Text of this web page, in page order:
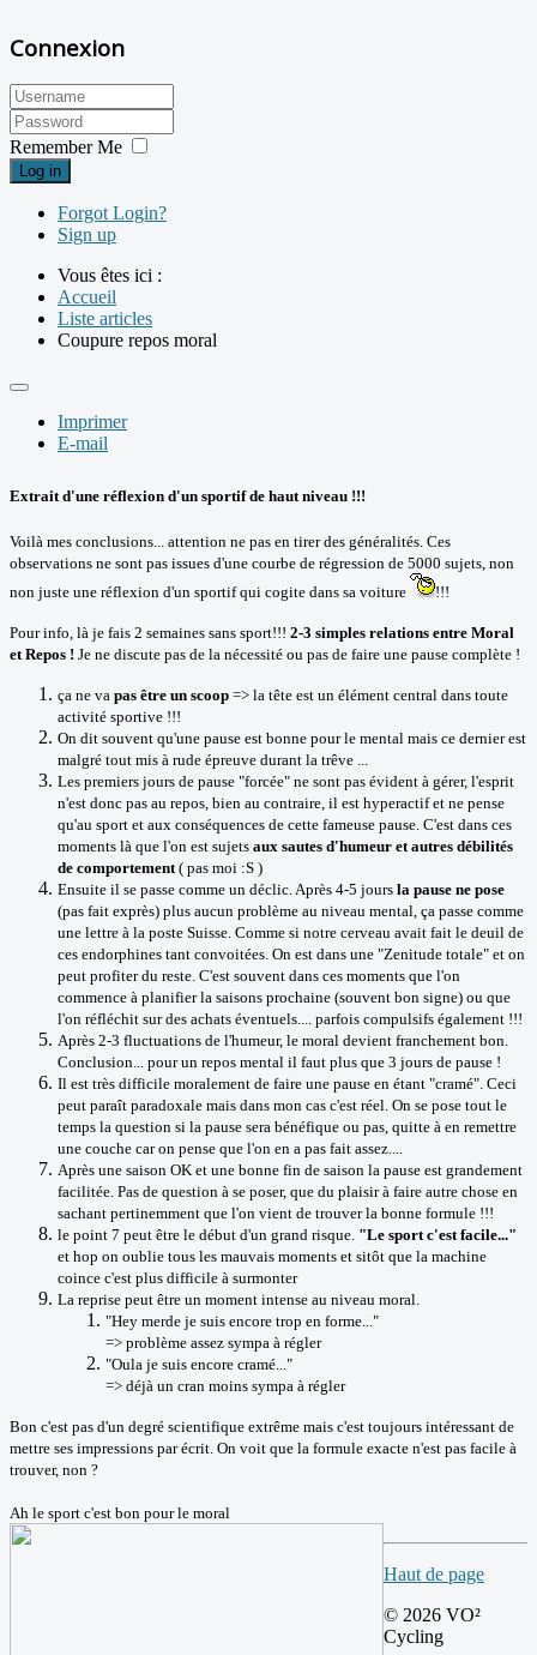
Connexion
Remember Me
Log in
Forgot Login?
Sign up
Vous êtes ici :
Accueil
Liste articles
Coupure repos moral
Imprimer
E-mail
Extrait d'une réflexion d'un sportif de haut niveau !!!
Voilà mes conclusions... attention ne pas en tirer des généralités. Ces
observations ne sont pas issues d'une courbe de régression de 5000 sujets, non
non juste une réflexion d'un sportif qui cogite dans sa voiture
!!!
Pour info, là je fais 2 semaines sans sport!!! 2-3 simples relations entre Moral
et Repos ! Je ne discute pas de la nécessité ou pas de faire une pause complète !
ça ne va pas être un scoop => la tête est un élément central dans toute
activité sportive !!!
On dit souvent qu'une pause est bonne pour le mental mais ce dernier est
malgré tout mis à rude épreuve durant la trêve ...
Les premiers jours de pause "forcée" ne sont pas évident à gérer, l'esprit
n'est donc pas au repos, bien au contraire, il est hyperactif et ne pense
qu'au sport et aux conséquences de cette fameuse pause. C'est dans ces
moments là que l'on est sujets aux sautes d'humeur et autres débilités
de comportement ( pas moi :S )
Ensuite il se passe comme un déclic. Après 4-5 jours la pause ne pose
(pas fait exprès) plus aucun problème au niveau mental, ça passe comme
une lettre à la poste Suisse. Comme si notre cerveau avait fait le deuil de
ces endorphines tant convoitées. On est dans une "Zenitude totale" et on
peut profiter du reste. C'est souvent dans ces moments que l'on
commence à planifier la saisons prochaine (souvent bon signe) ou que
l'on réfléchit sur des achats éventuels.... parfois compulsifs également !!!
Après 2-3 fluctuations de l'humeur, le moral devient franchement bon.
Conclusion... pour un repos mental il faut plus que 3 jours de pause !
Il est très difficile moralement de faire une pause en étant "cramé". Ceci
peut paraît paradoxale mais dans mon cas c'est réel. On se pose tout le
temps la question si la pause sera bénéfique ou pas, quitte à en remettre
une couche car on pense que l'on en a pas fait assez....
Après une saison OK et une bonne fin de saison la pause est grandement
facilitée. Pas de question à se poser, que du plaisir à faire autre chose en
sachant pertinemment que l'on vient de trouver la bonne formule !!!
le point 7 peut être le début d'un grand risque. "Le sport c'est facile..."
et hop on oublie tous les mauvais moments et sitôt que la machine
coince c'est plus difficile à surmonter
La reprise peut être un moment intense au niveau moral.
"Hey merde je suis encore trop en forme..."
=> problème assez sympa à régler
"Oula je suis encore cramé..."
=> déjà un cran moins sympa à régler
Bon c'est pas d'un degré scientifique extrême mais c'est toujours intéressant de
mettre ses impressions par écrit. On voit que la formule exacte n'est pas facile à
trouver, non ?
Ah le sport c'est bon pour le moral
Haut de page
© 2026 VO²
Cycling